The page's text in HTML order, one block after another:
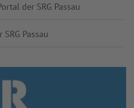
der SRG Passau
Passau